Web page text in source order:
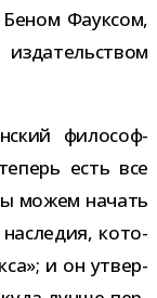
Фауксом,
философ-​
есть все
можем начать
насле­дия, кото­
и он утвер­